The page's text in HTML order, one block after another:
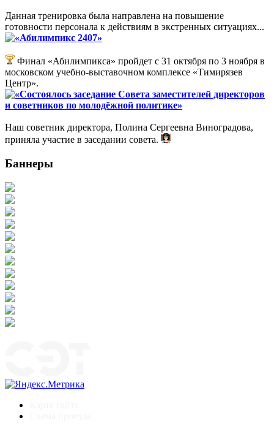
Данная тренировка была направлена на повышение
готовности персонала к действиям в экстренных ситуациях...
«Абилимпикс 2407»
Финал «Абилимпикса» пройдет с 31 октября по 3 ноября в
московском учебно-выставочном комплексе «Тимирязев
Центр».
«Состоялось заседание Совета заместителей директоров
и советников по молодёжной политике»
Наш советник директора, Полина Сергеевна Виноградова,
приняла участие в заседании совета.
Баннеры